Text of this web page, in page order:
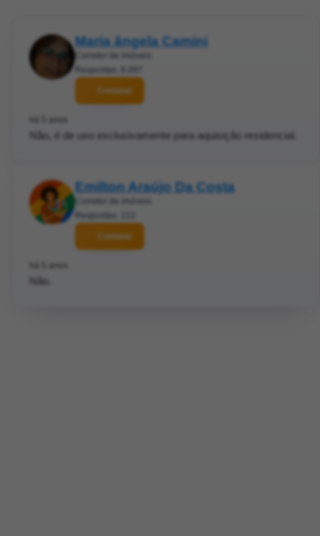
Maria ângela Camini
Corretor de imóveis
Respostas: 8.097
Contatar
há 5 anos
Não, é de uso exclusivamente para aquisição residencial.
Emilton Araújo Da Costa
Corretor de imóveis
Respostas: 212
Contatar
há 5 anos
Não.